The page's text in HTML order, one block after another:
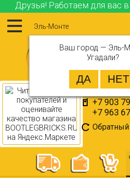
Друзья! Работаем для вас
Эль-Монте
Ваш город — Эль-
Угадали?
+7 903
+7 963